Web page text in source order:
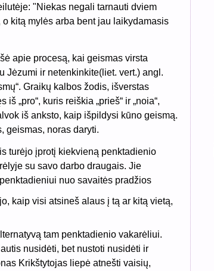
"Niekas negali tarnauti dviem
kitą mylės arba bent jau laikydamasis
apie procesą, kai geismas virsta
Jėzumi ir netenkinkite(liet. vert.) angl.
Graikų kalbos žodis, išverstas
„pro“, kuris reiškia „prieš“ ir „noia“,
iš anksto, kaip išpildysi kūno geismą.
geismas, noras daryti.
turėjo įprotį kiekvieną penktadienio
su savo darbo draugais. Jie
nuo savaitės pradžios
kaip visi atsineš alaus į tą ar kitą vietą,
tam penktadienio vakarėliui.
nusidėti, bet nustoti nusidėti ir
Krikštytojas liepė atnešti vaisių,